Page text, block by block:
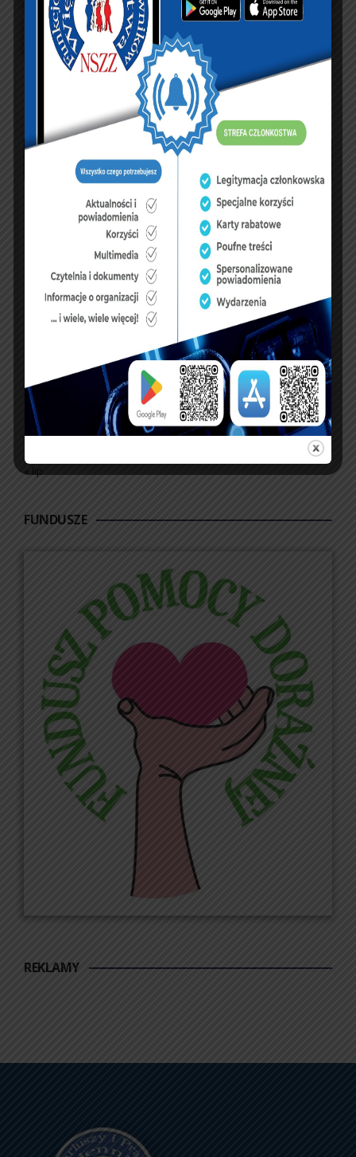
sierpień 2026
W Ś C
1
5 7 8
10 11 12 14 15
17 18 19 22 23
26 27 28 29 30
« lip
FUNDUSZE
REKLAMY